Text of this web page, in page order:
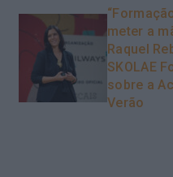
meter a
Raquel
SKOLAE
sobre a
Verão